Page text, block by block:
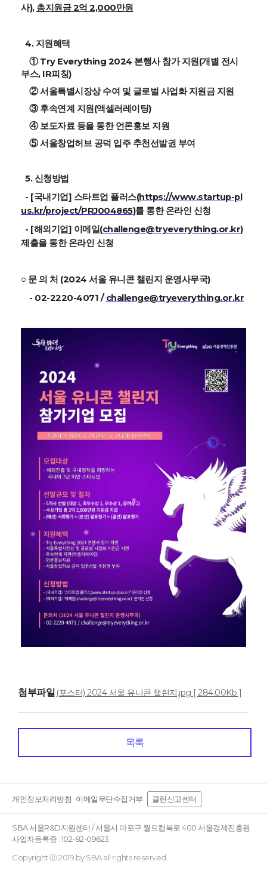
사), 총지원금 2억 2,000만원
4. 지원혜택
① Try Everything 2024 본행사 참가 지원(개별 전시
부스, IR피칭)
② 서울특별시장상 수여 및 글로벌 사업화 지원금 지원
③ 후속연계 지원(액셀러레이팅)
④ 보도자료 등을 통한 언론홍보 지원
⑤ 서울창업허브 공덕 입주 추천선발권 부여
5. 신청방법
- [국내기업] 스타트업 플러스(https://www.startup-pl
us.kr/project/PRJ004865)를 통한 온라인 신청
- [해외기업] 이메일(challenge@tryeverything.or.kr)
제출을 통한 온라인 신청
○ 문 의 처 (2024 서울 유니콘 챌린지 운영사무국)
- 02-2220-4071 / challenge@tryeverything.or.kr
첨부파일 (포스터) 2024 서울 유니콘 챌린지.jpg [ 284.00Kb ]
목록
개인정보처리방침 이메일무단수집거부 클린신고센터
SBA 서울R&D지원센터 / 서울시 마포구 월드컵북로 400 서울경제진흥원
사업자등록증 : 102-82-09623
Copyright ⓒ 2019 by SBA all rights reserved.